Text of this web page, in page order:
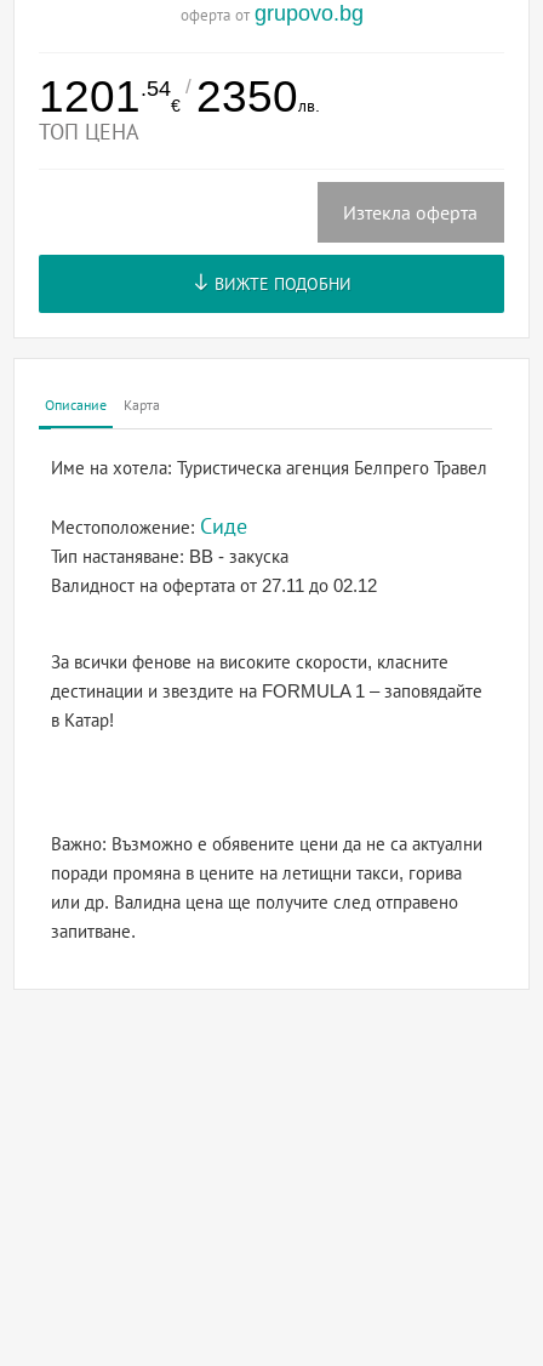
оферта от grupovo.bg
1201.54
€
/ 2350лв.
ТОП ЦЕНА
Изтекла оферта
ВИЖТЕ ПОДОБНИ
Описание Карта
Име на хотела:Туристическа агенция Белпрего Травел
Местоположение: Сиде
Тип настаняване: BB - закуска
Валидност на офертатаот 27.11 до 02.12
За всички фенове на високите скорости, класните
дестинации и звездите на FORMULA 1 – заповядайте
в Катар!
Важно: Възможно е обявените цени да не са актуални
поради промяна в цените на летищни такси, горива
или др. Валидна цена ще получите след отправено
запитване.